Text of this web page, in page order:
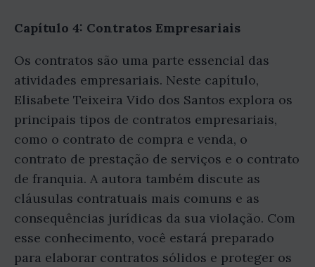
Capítulo 4: Contratos Empresariais
Os contratos são uma parte essencial das
atividades empresariais. Neste capítulo,
Elisabete Teixeira Vido dos Santos explora os
principais tipos de contratos empresariais,
como o contrato de compra e venda, o
contrato de prestação de serviços e o contrato
de franquia. A autora também discute as
cláusulas contratuais mais comuns e as
consequências jurídicas da sua violação. Com
esse conhecimento, você estará preparado
para elaborar contratos sólidos e proteger os